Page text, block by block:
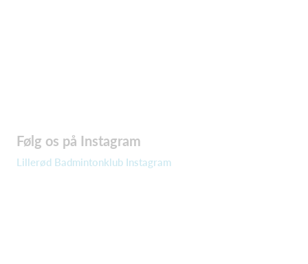
Følg os på Instagram
Lillerød Badmintonklub Instagram